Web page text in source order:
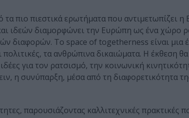
τα πιο πιεστικά ερωτήματα που αντιμετωπίζει
ιδεών διαμορφώνει την Ευρώπη ως ένα χώρο
διαφορών. Το space of togetherness είναι μια
τα ανθρώπινα δικαιώματα. Η έκθεση
για τον ρατσισμό, την κοινωνική
η συνύπαρξη, μέσα από τη διαφορετικότητα
παρουσιάζοντας καλλιτεχνικές πρακτικές